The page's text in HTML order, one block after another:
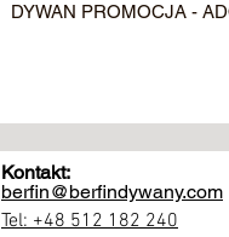
DYWAN PROMOCJA -
Kontakt:
berfin@berfindywany.com
Tel: +48 512 182 240